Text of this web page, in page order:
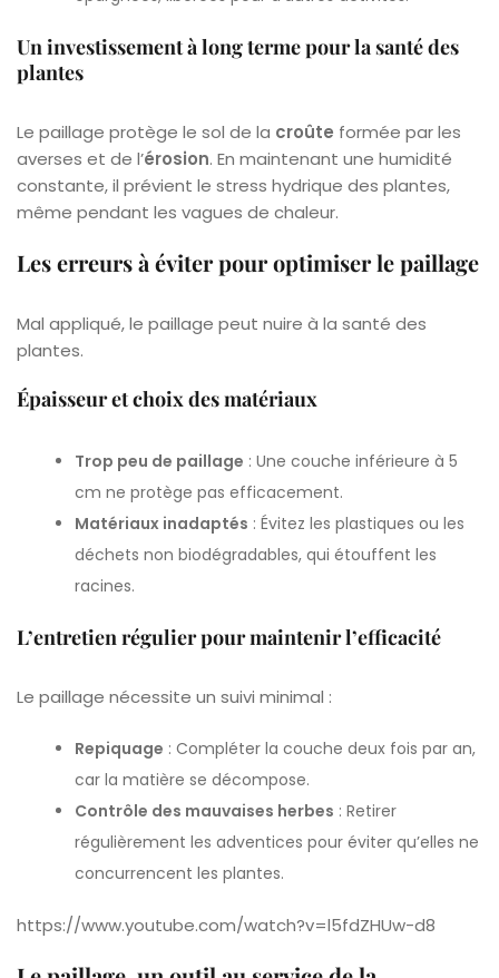
Un investissement à long terme pour la santé des
plantes
Le paillage protège le sol de la croûte formée par les
averses et de l’érosion. En maintenant une humidité
constante, il prévient le stress hydrique des plantes,
même pendant les vagues de chaleur.
Les erreurs à éviter pour optimiser le paillage
Mal appliqué, le paillage peut nuire à la santé des
plantes.
Épaisseur et choix des matériaux
Trop peu de paillage : Une couche inférieure à 5
cm ne protège pas efficacement.
Matériaux inadaptés : Évitez les plastiques ou les
déchets non biodégradables, qui étouffent les
racines.
L’entretien régulier pour maintenir l’efficacité
Le paillage nécessite un suivi minimal :
Repiquage : Compléter la couche deux fois par an,
car la matière se décompose.
Contrôle des mauvaises herbes : Retirer
régulièrement les adventices pour éviter qu’elles ne
concurrencent les plantes.
https://www.youtube.com/watch?v=l5fdZHUw-d8